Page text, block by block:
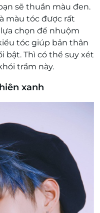
sẽ thuần màu đen.
màu tóc được rất
chọn để nhuộm
tóc giúp bản thân
bật. Thì có thể suy xét
trầm này.
xanh